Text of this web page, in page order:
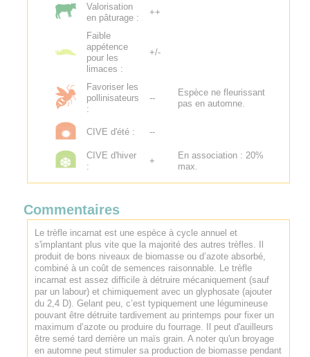
Valorisation
en pâturage :
++
Faible
appétence
pour les
limaces :
+/-
Favoriser les
pollinisateurs
:
--
Espèce ne fleurissant
pas en automne.
CIVE d'été : --
CIVE d'hiver
:
+
En association : 20%
max.
Commentaires
Le trèfle incarnat est une espèce à cycle annuel et
s'implantant plus vite que la majorité des autres trèfles. Il
produit de bons niveaux de biomasse ou d’azote absorbé,
combiné à un coût de semences raisonnable. Le trèfle
incarnat est assez difficile à détruire mécaniquement (sauf
par un labour) et chimiquement avec un glyphosate (ajouter
du 2,4 D). Gelant peu, c’est typiquement une légumineuse
pouvant être détruite tardivement au printemps pour fixer un
maximum d’azote ou produire du fourrage. Il peut d'auilleurs
être semé tard derrière un maïs grain. A noter qu'un broyage
en automne peut stimuler sa production de biomasse pendant